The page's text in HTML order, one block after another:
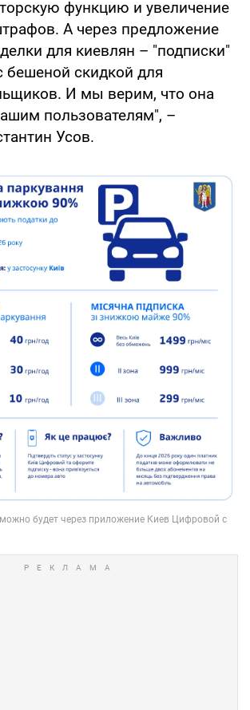
функцию и увеличение
А через предложение
для киевлян – "подписки"
бешеной скидкой для
И мы верим, что она
пользователям", –
Усов.